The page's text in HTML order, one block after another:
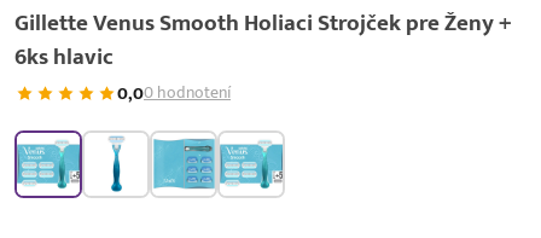
Gillette Venus Smooth Holiaci Strojček pre Ženy +
6ks hlavic
0,00 hodnotení
Úrok
17,99 %
p.a.